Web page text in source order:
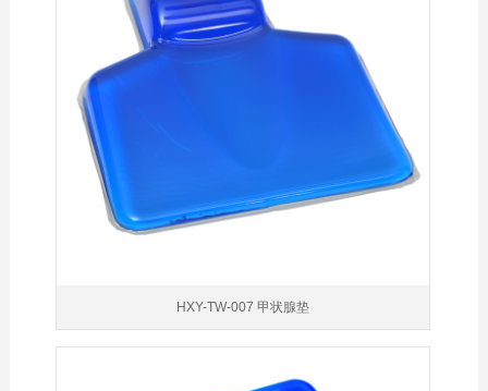
HXY-TW-007 甲状腺垫